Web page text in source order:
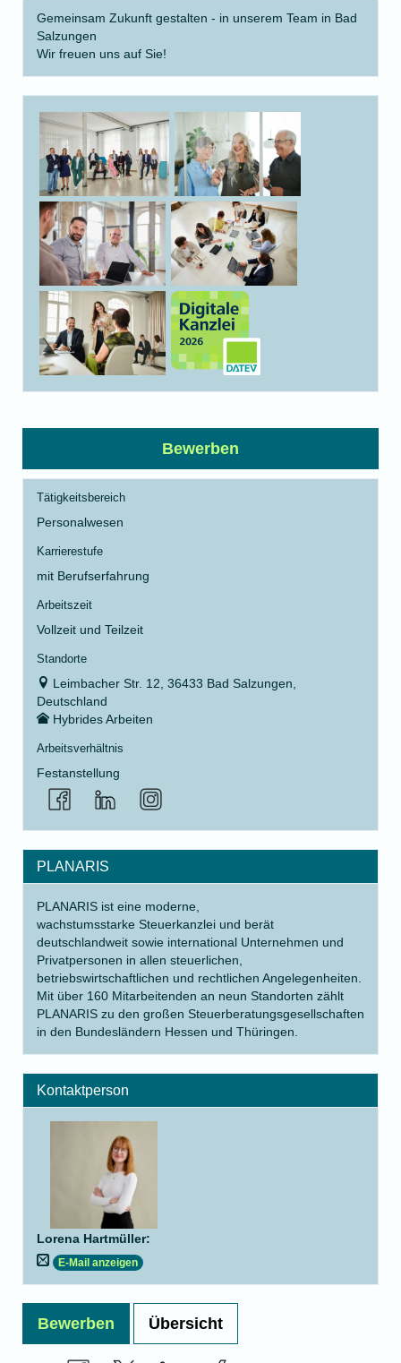
Gemeinsam Zukunft gestalten - in unserem Team in Bad
Salzungen
Wir freuen uns auf Sie!
Bewerben
Tätigkeitsbereich
Personalwesen
Karrierestufe
mit Berufserfahrung
Arbeitszeit
Vollzeit und Teilzeit
Standorte
Leimbacher Str. 12, 36433 Bad Salzungen,
Deutschland
Hybrides Arbeiten
Arbeitsverhältnis
Festanstellung
PLANARIS
PLANARIS ist eine moderne,
wachstumsstarke Steuerkanzlei und berät
deutschlandweit sowie international Unternehmen und
Privatpersonen in allen steuerlichen,
betriebswirtschaftlichen und rechtlichen Angelegenheiten.
Mit über 160 Mitarbeitenden an neun Standorten zählt
PLANARIS zu den großen Steuerberatungsgesellschaften
in den Bundesländern Hessen und Thüringen.
Kontaktperson
Lorena Hartmüller:
E-Mail anzeigen
Bewerben Übersicht